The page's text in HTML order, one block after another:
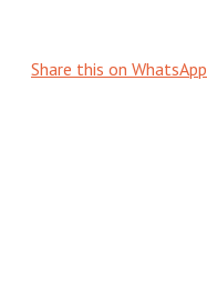
Share this on WhatsApp